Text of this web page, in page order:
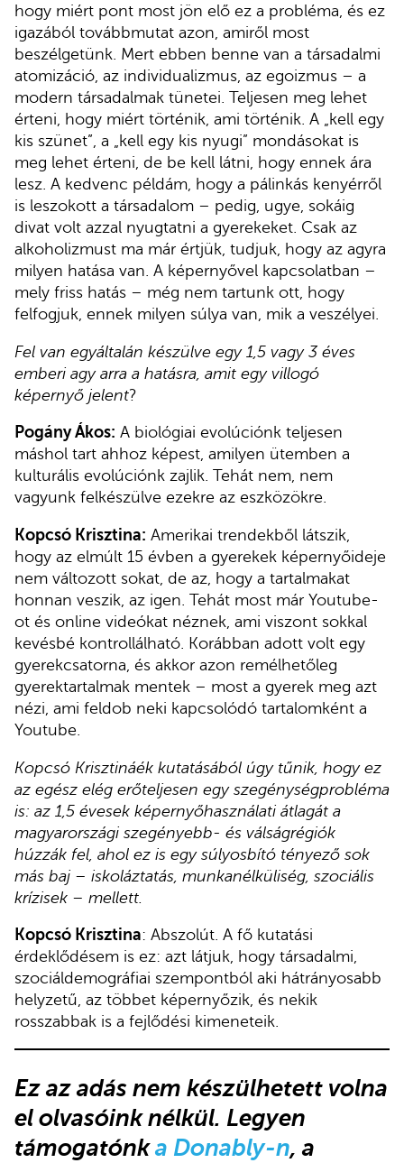
hogy miért pont most jön elő ez a probléma, és ez
igazából továbbmutat azon, amiről most
beszélgetünk. Mert ebben benne van a társadalmi
atomizáció, az individualizmus, az egoizmus – a
modern társadalmak tünetei. Teljesen meg lehet
érteni, hogy miért történik, ami történik. A „kell egy
kis szünet”, a „kell egy kis nyugi” mondásokat is
meg lehet érteni, de be kell látni, hogy ennek ára
lesz. A kedvenc példám, hogy a pálinkás kenyérről
is leszokott a társadalom – pedig, ugye, sokáig
divat volt azzal nyugtatni a gyerekeket. Csak az
alkoholizmust ma már értjük, tudjuk, hogy az agyra
milyen hatása van. A képernyővel kapcsolatban –
mely friss hatás – még nem tartunk ott, hogy
felfogjuk, ennek milyen súlya van, mik a veszélyei.
Fel van egyáltalán készülve egy 1,5 vagy 3 éves
emberi agy arra a hatásra, amit egy villogó
képernyő jelent?
Pogány Ákos: A biológiai evolúciónk teljesen
máshol tart ahhoz képest, amilyen ütemben a
kulturális evolúciónk zajlik. Tehát nem, nem
vagyunk felkészülve ezekre az eszközökre.
Kopcsó Krisztina: Amerikai trendekből látszik,
hogy az elmúlt 15 évben a gyerekek képernyőideje
nem változott sokat, de az, hogy a tartalmakat
honnan veszik, az igen. Tehát most már Youtube-
ot és online videókat néznek, ami viszont sokkal
kevésbé kontrollálható. Korábban adott volt egy
gyerekcsatorna, és akkor azon remélhetőleg
gyerektartalmak mentek – most a gyerek meg azt
nézi, ami feldob neki kapcsolódó tartalomként a
Youtube.
Kopcsó Krisztináék kutatásából úgy tűnik, hogy ez
az egész elég erőteljesen egy szegénységprobléma
is: az 1,5 évesek képernyőhasználati átlagát a
magyarországi szegényebb- és válságrégiók
húzzák fel, ahol ez is egy súlyosbító tényező sok
más baj – iskoláztatás, munkanélküliség, szociális
krízisek – mellett.
Kopcsó Krisztina: Abszolút. A fő kutatási
érdeklődésem is ez: azt látjuk, hogy társadalmi,
szociáldemográfiai szempontból aki hátrányosabb
helyzetű, az többet képernyőzik, és nekik
rosszabbak is a fejlődési kimeneteik.
Ez az adás nem készülhetett volna
el olvasóink nélkül. Legyen
támogatónka Donably-n, a